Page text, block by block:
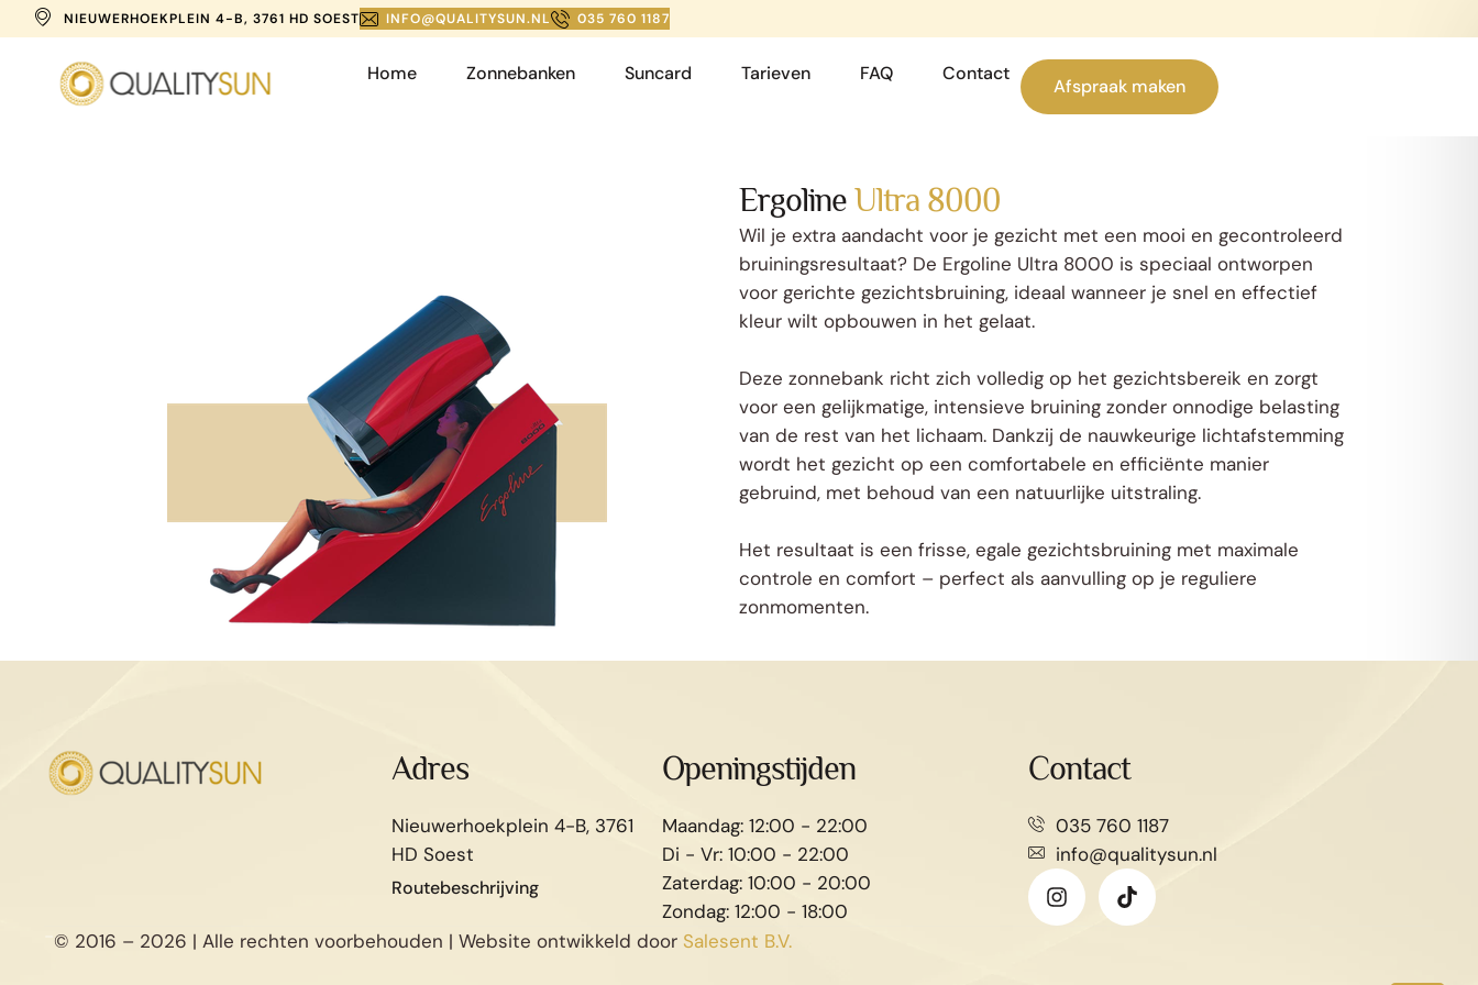
NIEUWERHOEKPLEIN 4-B, 3761 HD SOEST INFO@QUALITYSUN.NL 035 760 1187
Home Zonnebanken Suncard Tarieven FAQ Contact
Afspraak maken
Ergoline Ultra 8000
Wil je extra aandacht voor je gezicht met een mooi en gecontroleerd
bruiningsresultaat? De Ergoline Ultra 8000 is speciaal ontworpen
voor gerichte gezichtsbruining, ideaal wanneer je snel en effectief
kleur wilt opbouwen in het gelaat.
Deze zonnebank richt zich volledig op het gezichtsbereik en zorgt
voor een gelijkmatige, intensieve bruining zonder onnodige belasting
van de rest van het lichaam. Dankzij de nauwkeurige lichtafstemming
wordt het gezicht op een comfortabele en efficiënte manier
gebruind, met behoud van een natuurlijke uitstraling.
Het resultaat is een frisse, egale gezichtsbruining met maximale
controle en comfort – perfect als aanvulling op je reguliere
zonmomenten.
Adres
Nieuwerhoekplein 4-B, 3761
HD Soest
Routebeschrijving
Openingstijden
Maandag: 12:00 - 22:00
Di - Vr: 10:00 - 22:00
Zaterdag: 10:00 - 20:00
Zondag: 12:00 - 18:00
Contact
035 760 1187
info@qualitysun.nl
© 2016 – 2026 | Alle rechten voorbehouden | Website ontwikkeld door Salesent B.V.